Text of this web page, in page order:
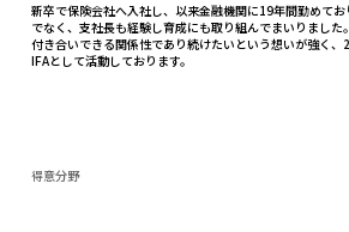
新卒で保険会社へ入社し、以来金融機関に19年間勤めて
でなく、支社長も経験し育成にも取り組んでまいりまし
付き合いできる関係性であり続けたいという想いが強く
IFAとして活動しております。
得意分野